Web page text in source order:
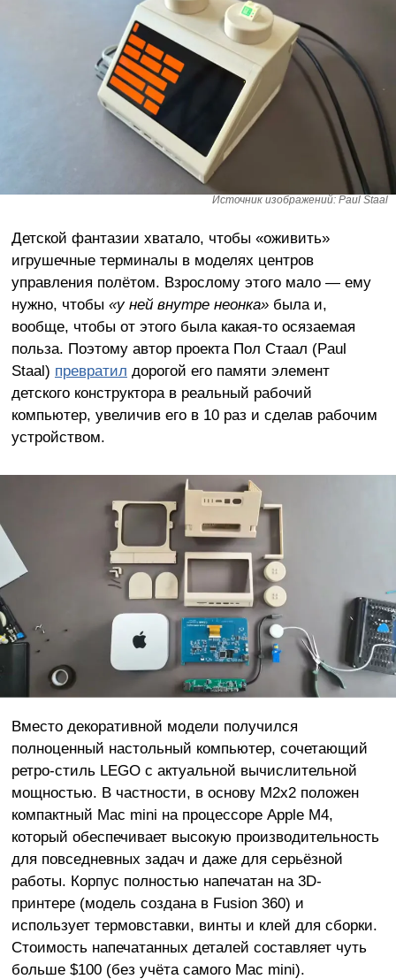
Источник изображений: Paul Staal
Детской фантазии хватало, чтобы «оживить»
игрушечные терминалы в моделях центров
управления полётом. Взрослому этого мало — ему
нужно, чтобы «у ней внутре неонка»была и,
вообще, чтобы от этого была какая-то осязаемая
польза. Поэтому автор проекта Пол Стаал (Paul
Staal) превратил дорогой его памяти элемент
детского конструктора в реальный рабочий
компьютер, увеличив его в 10 раз и сделав рабочим
устройством.
Вместо декоративной модели получился
полноценный настольный компьютер, сочетающий
ретро-стиль LEGO с актуальной вычислительной
мощностью. В частности, в основу M2x2 положен
компактный Mac mini на процессоре Apple M4,
который обеспечивает высокую производительность
для повседневных задач и даже для серьёзной
работы. Корпус полностью напечатан на 3D-
принтере (модель создана в Fusion 360) и
использует термовставки, винты и клей для сборки.
Стоимость напечатанных деталей составляет чуть
больше $100 (без учёта самого Mac mini).